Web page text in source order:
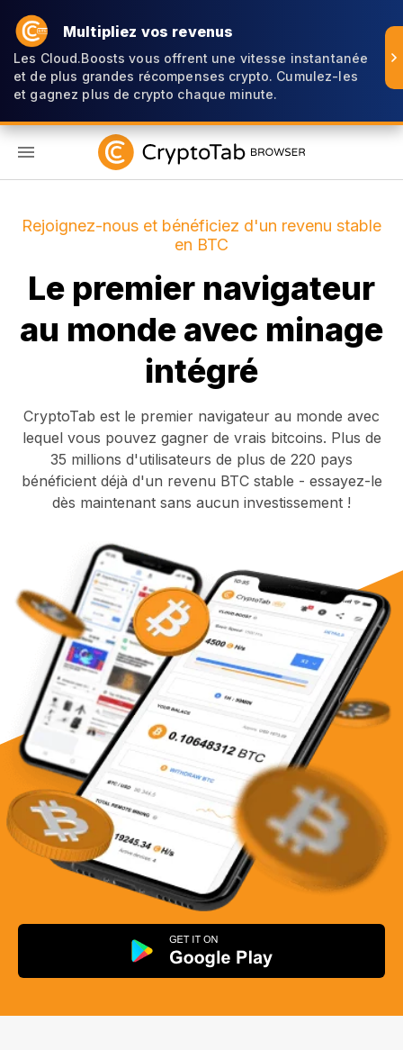
Multipliez vos revenus
Les Cloud.Boosts vous offrent une vitesse instantanée
et de plus grandes récompenses crypto. Cumulez-les
et gagnez plus de crypto chaque minute.
Rejoignez-nous et bénéficiez d'un revenu stable
en BTC
Le premier navigateur
au monde avec minage
intégré
CryptoTab est le premier navigateur au monde avec
lequel vous pouvez gagner de vrais bitcoins. Plus de
35 millions d'utilisateurs de plus de 220 pays
bénéficient déjà d'un revenu BTC stable - essayez-le
dès maintenant sans aucun investissement !